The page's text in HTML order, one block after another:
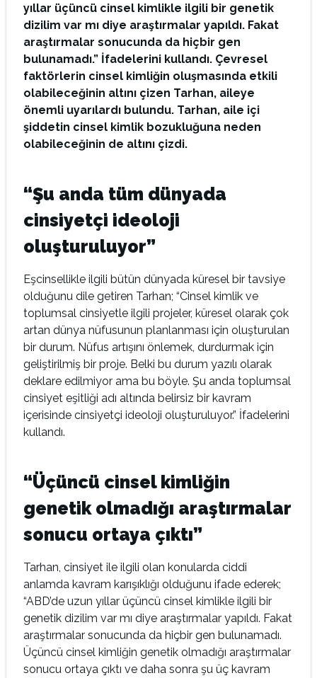
yıllar üçüncü cinsel kimlikle ilgili bir genetik
dizilim var mı diye araştırmalar yapıldı. Fakat
araştırmalar sonucunda da hiçbir gen
bulunamadı.” İfadelerini kullandı. Çevresel
faktörlerin cinsel kimliğin oluşmasında etkili
olabileceğinin altını çizen Tarhan, aileye
önemli uyarılardı bulundu. Tarhan, aile içi
şiddetin cinsel kimlik bozukluğuna neden
olabileceğinin de altını çizdi.
“Şu anda tüm dünyada
cinsiyetçi ideoloji
oluşturuluyor”
Eşcinsellikle ilgili bütün dünyada küresel bir tavsiye
olduğunu dile getiren Tarhan; “Cinsel kimlik ve
toplumsal cinsiyetle ilgili projeler, küresel olarak çok
artan dünya nüfusunun planlanması için oluşturulan
bir durum. Nüfus artışını önlemek, durdurmak için
geliştirilmiş bir proje. Belki bu durum yazılı olarak
deklare edilmiyor ama bu böyle. Şu anda toplumsal
cinsiyet eşitliği adı altında belirsiz bir kavram
içerisinde cinsiyetçi ideoloji oluşturuluyor.” İfadelerini
kullandı.
“Üçüncü cinsel kimliğin
genetik olmadığı araştırmalar
sonucu ortaya çıktı”
Tarhan, cinsiyet ile ilgili olan konularda ciddi
anlamda kavram karışıklığı olduğunu ifade ederek;
“ABD’de uzun yıllar üçüncü cinsel kimlikle ilgili bir
genetik dizilim var mı diye araştırmalar yapıldı. Fakat
araştırmalar sonucunda da hiçbir gen bulunamadı.
Üçüncü cinsel kimliğin genetik olmadığı araştırmalar
sonucu ortaya çıktı ve daha sonra şu üç kavram